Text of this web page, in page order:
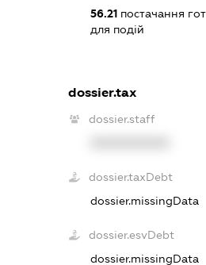
56.21постачання
для подій
dossier.tax
dossier.staff
dossier.taxDebt
dossier.missingData
dossier.esvDebt
dossier.missingData